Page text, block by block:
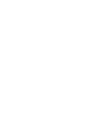
d'en
le même
reste
Bien